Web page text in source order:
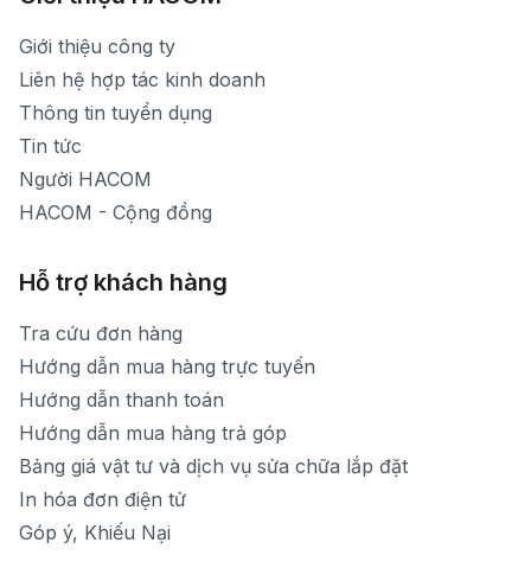
1900 1903 (máy lẻ 159) -(028)73000322
1900 1903 (máy lẻ 160)
[email protected]
Thời gian mở cửa: Từ 8h30-20h hàng ngày
Giới thiệu công ty
Liên hệ hợp tác kinh doanh
Thông tin tuyển dụng
Tin tức
Người HACOM
HACOM - Cộng đồng
Hỗ trợ khách hàng
Tra cứu đơn hàng
Hướng dẫn mua hàng trực tuyến
Hướng dẫn thanh toán
Hướng dẫn mua hàng trả góp
Bảng giá vật tư và dịch vụ sửa chữa lắp đặt
In hóa đơn điện tử
Góp ý, Khiếu Nại